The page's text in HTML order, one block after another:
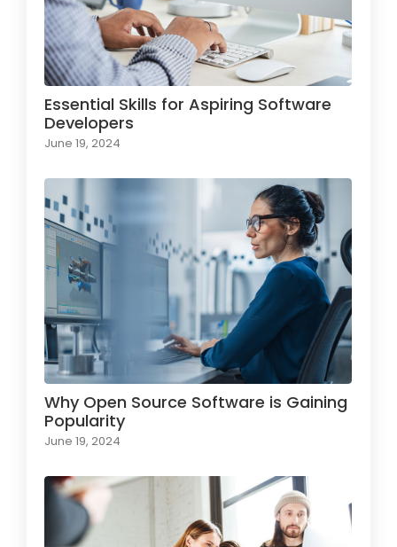
Essential Skills for Aspiring Software
Developers
June 19, 2024
Why Open Source Software is Gaining
Popularity
June 19, 2024